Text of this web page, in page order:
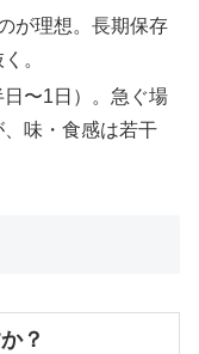
が理想。長期保存
。
〜1日）。急ぐ場
味・食感は若干
？